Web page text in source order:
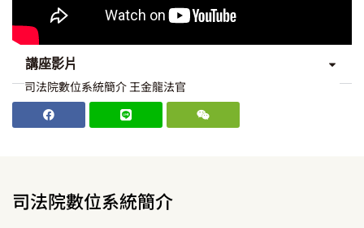
講座影片
司法院數位系統簡介 王金龍法官
司法院數位系統簡介